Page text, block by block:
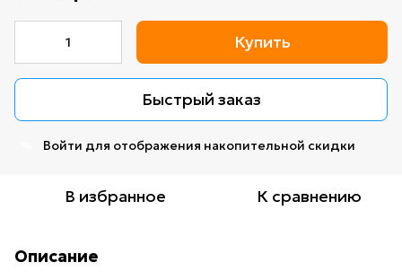
Купить
Быстрый заказ
Войти для отображения накопительной скидки
В избранное К сравнению
Описание